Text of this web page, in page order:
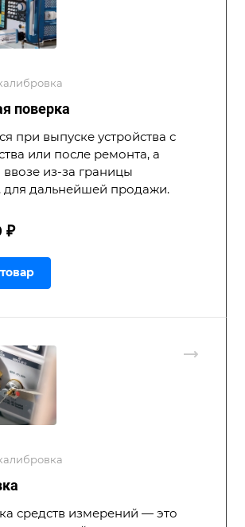
поверка
при выпуске устройства с
или после ремонта, а
из-за границы
для дальнейшей продажи.
₽
средств измерений — это